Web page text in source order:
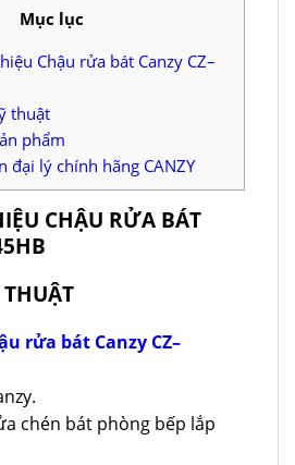
Mục lục
Chậu rửa bát Canzy CZ–
thuật
phẩm
đại lý chính hãng CANZY
CHẬU RỬA BÁT
rửa bát Canzy CZ–
chén bát phòng bếp lắp